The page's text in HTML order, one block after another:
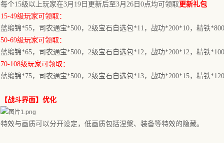
每个15级以上玩家在3月19日更新后至3月26 日 0点均可领取 更新礼包
15-49级玩家可领取：
蓝缎锦*55，司农通宝*500，2级宝石自选包*11，战功*200*10，精铁
50-69级玩家可领取：
蓝缎锦*65，司农通宝*500，2级宝石自选包*12，战功*200*12，精铁
70-108级玩家可领取：
蓝缎锦*75，司农通宝*500，2级宝石自选包*13，战功*200*15，精铁
【战斗界面】优化
特效与画质可以分开设定，低画质包括涅槃、装备等特效的隐藏。